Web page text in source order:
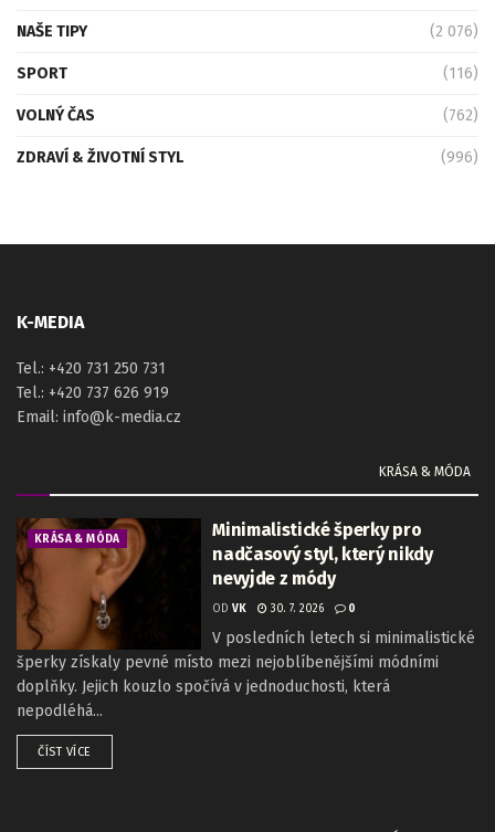
NAŠE TIPY (2 076)
SPORT (116)
VOLNÝ ČAS (762)
ZDRAVÍ & ŽIVOTNÍ STYL (996)
K-MEDIA
Tel.: +420 731 250 731
Tel.: +420 737 626 919
Email: info@k-media.cz
KRÁSA & MÓDA
KRÁSA & MÓDA
Minimalistické šperky pro
nadčasový styl, který nikdy
nevyjde z módy
OD VK 30. 7. 2026 0
V posledních letech si minimalistické
šperky získaly pevné místo mezi nejoblíbenějšími módními
doplňky. Jejich kouzlo spočívá v jednoduchosti, která
nepodléhá...
ČÍST VÍCE